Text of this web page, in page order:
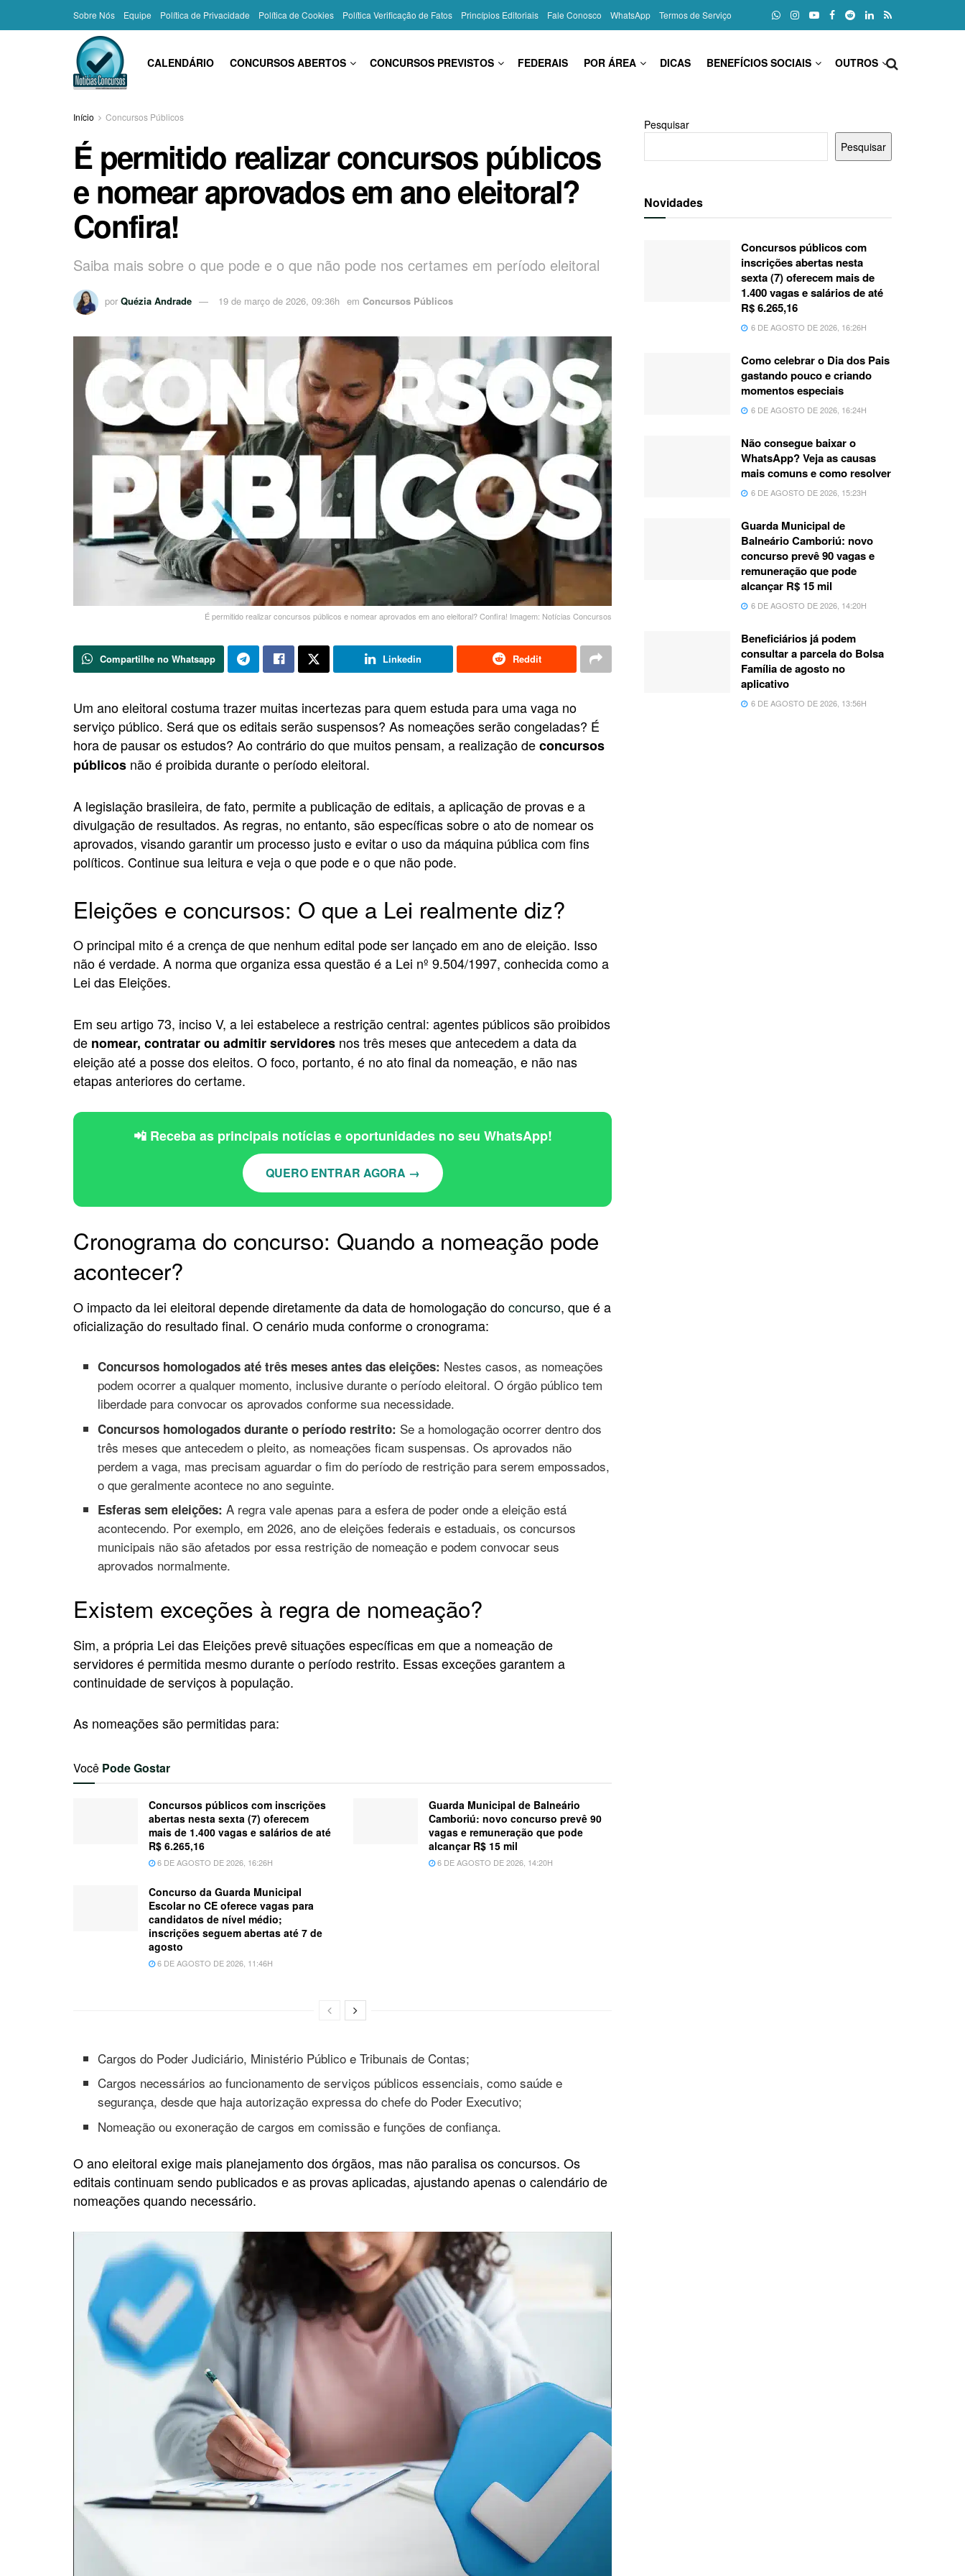
Sobre Nós Equipe Política de Privacidade Política de Cookies Política Verificação de Fatos Princípios Editoriais Fale Conosco WhatsApp Termos de Serviço
CALENDÁRIO CONCURSOS ABERTOS CONCURSOS PREVISTOS FEDERAIS POR ÁREA DICAS BENEFÍCIOS SOCIAIS OUTROS
Início Concursos Públicos
É permitido realizar concursos públicos
e nomear aprovados em ano eleitoral?
Confira!
Saiba mais sobre o que pode e o que não pode nos certames em período eleitoral
por Quézia Andrade 19 de março de 2026, 09:36h em Concursos Públicos
É permitido realizar concursos públicos e nomear aprovados em ano eleitoral? Confira! Imagem: Notícias Concursos
Compartilhe no Whatsapp Linkedin Reddit
Um ano eleitoral costuma trazer muitas incertezas para quem estuda para uma vaga no
serviço público. Será que os editais serão suspensos? As nomeações serão congeladas? É
hora de pausar os estudos? Ao contrário do que muitos pensam, a realização deconcursos
públicos não é proibida durante o período eleitoral.
A legislação brasileira, de fato, permite a publicação de editais, a aplicação de provas e a
divulgação de resultados. As regras, no entanto, são específicas sobre o ato de nomear os
aprovados, visando garantir um processo justo e evitar o uso da máquina pública com fins
políticos. Continue sua leitura e veja o que pode e o que não pode.
Eleições e concursos: O que a Lei realmente diz?
O principal mito é a crença de que nenhum edital pode ser lançado em ano de eleição. Isso
não é verdade. A norma que organiza essa questão é a Lei nº 9.504/1997, conhecida como a
Lei das Eleições.
Em seu artigo 73, inciso V, a lei estabelece a restrição central: agentes públicos são proibidos
de nomear, contratar ou admitir servidores nos três meses que antecedem a data da
eleição até a posse dos eleitos. O foco, portanto, é no ato final da nomeação, e não nas
etapas anteriores do certame.
📲 Receba as principais notícias e oportunidades no seu WhatsApp!
QUERO ENTRAR AGORA →
Cronograma do concurso: Quando a nomeação pode
acontecer?
O impacto da lei eleitoral depende diretamente da data de homologação doconcurso, que é a
oficialização do resultado final. O cenário muda conforme o cronograma:
Concursos homologados até três meses antes das eleições: Nestes casos, as nomeações
podem ocorrer a qualquer momento, inclusive durante o período eleitoral. O órgão público tem
liberdade para convocar os aprovados conforme sua necessidade.
Concursos homologados durante o período restrito: Se a homologação ocorrer dentro dos
três meses que antecedem o pleito, as nomeações ficam suspensas. Os aprovados não
perdem a vaga, mas precisam aguardar o fim do período de restrição para serem empossados,
o que geralmente acontece no ano seguinte.
Esferas sem eleições: A regra vale apenas para a esfera de poder onde a eleição está
acontecendo. Por exemplo, em 2026, ano de eleições federais e estaduais, os concursos
municipais não são afetados por essa restrição de nomeação e podem convocar seus
aprovados normalmente.
Existem exceções à regra de nomeação?
Sim, a própria Lei das Eleições prevê situações específicas em que a nomeação de
servidores é permitida mesmo durante o período restrito. Essas exceções garantem a
continuidade de serviços à população.
As nomeações são permitidas para:
Você Pode Gostar
Concursos públicos com inscrições
abertas nesta sexta (7) oferecem
mais de 1.400 vagas e salários de até
R$ 6.265,16
6 DE AGOSTO DE 2026, 16:26H
Guarda Municipal de Balneário
Camboriú: novo concurso prevê 90
vagas e remuneração que pode
alcançar R$ 15 mil
6 DE AGOSTO DE 2026, 14:20H
Concurso da Guarda Municipal
Escolar no CE oferece vagas para
candidatos de nível médio;
inscrições seguem abertas até 7 de
agosto
6 DE AGOSTO DE 2026, 11:46H
Cargos do Poder Judiciário, Ministério Público e Tribunais de Contas;
Cargos necessários ao funcionamento de serviços públicos essenciais, como saúde e
segurança, desde que haja autorização expressa do chefe do Poder Executivo;
Nomeação ou exoneração de cargos em comissão e funções de confiança.
O ano eleitoral exige mais planejamento dos órgãos, mas não paralisa os concursos. Os
editais continuam sendo publicados e as provas aplicadas, ajustando apenas o calendário de
nomeações quando necessário.
Pesquisar
Pesquisar
Novidades
Concursos públicos com
inscrições abertas nesta
sexta (7) oferecem mais de
1.400 vagas e salários de até
R$ 6.265,16
6 DE AGOSTO DE 2026, 16:26H
Como celebrar o Dia dos Pais
gastando pouco e criando
momentos especiais
6 DE AGOSTO DE 2026, 16:24H
Não consegue baixar o
WhatsApp? Veja as causas
mais comuns e como resolver
6 DE AGOSTO DE 2026, 15:23H
Guarda Municipal de
Balneário Camboriú: novo
concurso prevê 90 vagas e
remuneração que pode
alcançar R$ 15 mil
6 DE AGOSTO DE 2026, 14:20H
Beneficiários já podem
consultar a parcela do Bolsa
Família de agosto no
aplicativo
6 DE AGOSTO DE 2026, 13:56H